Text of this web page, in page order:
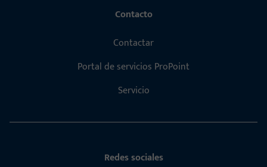
Contacto
Contactar
Portal de servicios ProPoint
Servicio
Redes sociales